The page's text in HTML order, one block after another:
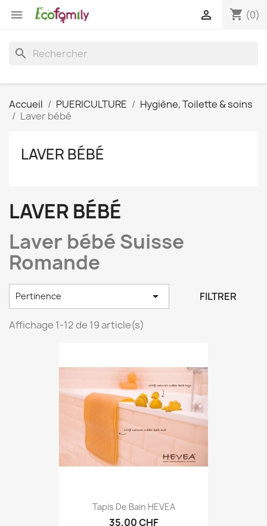
 shopping_cart (0)

search
Accueil PUERICULTURE
Hygiène, Toilette & soins
Laver bébé
LAVER BÉBÉ
LAVER BÉBÉ
Laver bébé Suisse
Romande
Pertinence  FILTRER
Affichage 1-12 de 19 article(s)
Tapis De Bain HEVEA
35,00 CHF